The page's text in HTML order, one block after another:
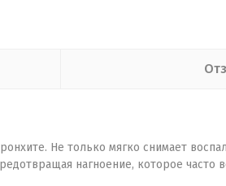
Не только мягко снимает
нагноение, которое часто